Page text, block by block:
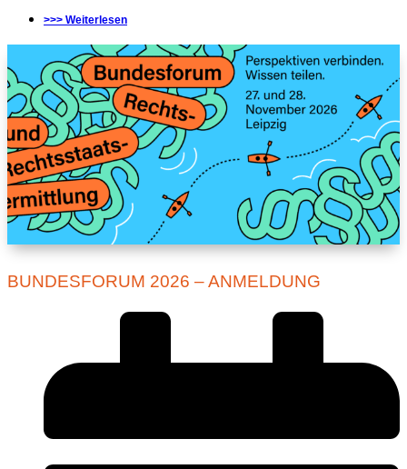
>>> Weiterlesen
BUNDESFORUM 2026 – ANMELDUNG